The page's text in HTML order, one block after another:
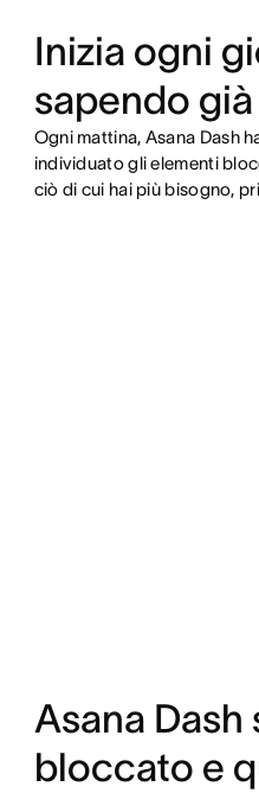
Inizia ogni
sapendo
Ogni mattina, Asana Dash
individuato gli elementi
ciò di cui hai più bisogno,
Asana Dash
bloccato e